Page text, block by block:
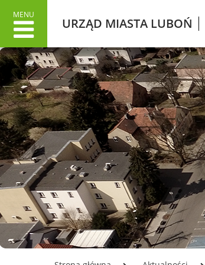
MENU
URZĄD MIASTA
Dane adresowe
Załatwianie spraw w Urzędzie
Informacje o Urzędzie Miasta
w języku łatwym do czytania
ETR
Dokumenty stategiczne
Inwestycje
Oświata
Odpady
Podatki
URZĄD MIASTA LUBOŃ